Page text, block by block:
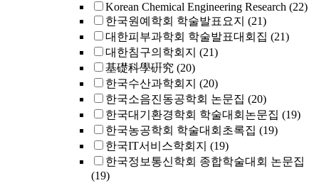
Korean Chemical Engineering Research (22)
한국원예학회 학술발표요지 (21)
대한피부과학회 학술발표대회집 (21)
대한침구의학회지 (21)
基礎科學硏究 (20)
한국수산과학회지 (20)
한국소음진동공학회 논문집 (20)
한국대기환경학회 학술대회논문집 (19)
한국농공학회 학술대회초록집 (19)
한국IT서비스학회지 (19)
한국정보통신학회 종합학술대회 논문집
(19)